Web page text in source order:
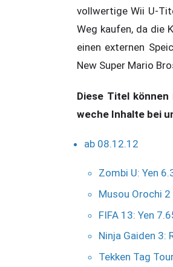
vollwertige Wii U-
Weg kaufen, da die
einen externen
New Super Mario
Diese Titel können
weche Inhalte bei
ab 08.12.12
Zombi U: Yen
Musou Orochi 2
FIFA 13: Yen
Ninja Gaiden 3:
Tekken Tag